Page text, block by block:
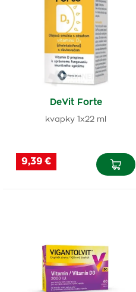
DeVit Forte
kvapky 1x22 ml
9,39 €